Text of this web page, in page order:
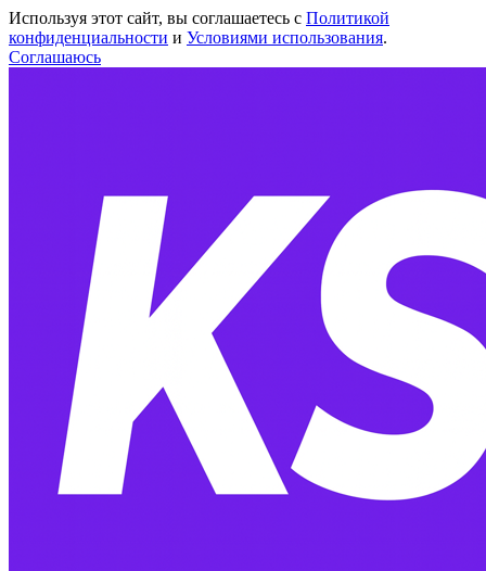
Используя этот сайт, вы соглашаетесь с Политикой
конфиденциальности и Условиями использования.
Соглашаюсь